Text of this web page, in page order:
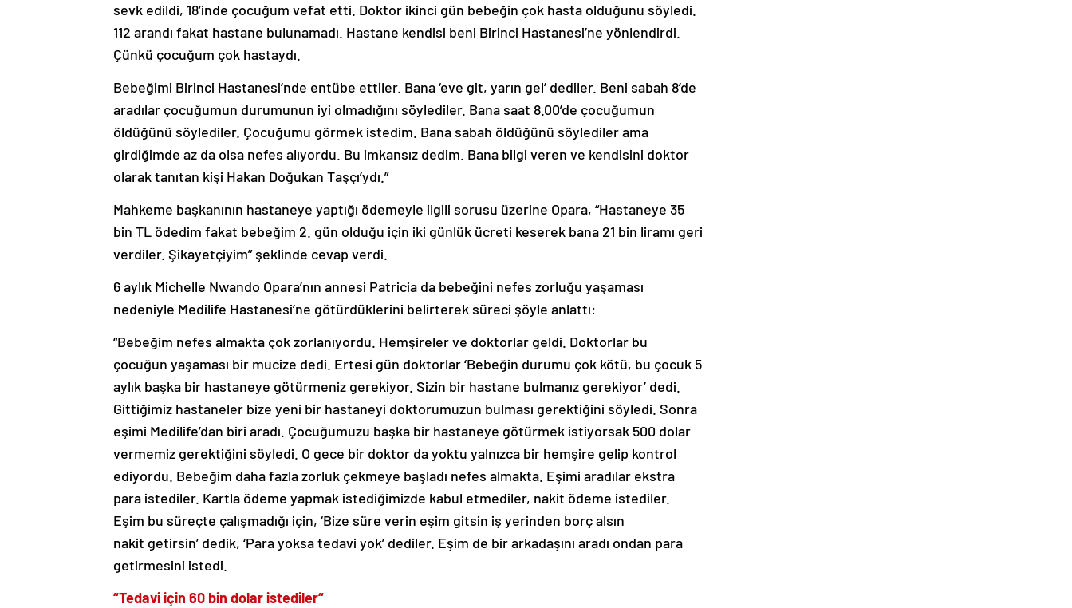
sevk edildi, 18’inde çocuğum vefat etti. Doktor ikinci gün bebeğin çok hasta olduğunu söyledi.
112 arandı fakat hastane bulunamadı. Hastane kendisi beni Birinci Hastanesi’ne yönlendirdi.
Çünkü çocuğum çok hastaydı.
Bebeğimi Birinci Hastanesi’nde entübe ettiler. Bana ‘eve git, yarın gel’ dediler. Beni sabah 8’de
aradılar çocuğumun durumunun iyi olmadığını söylediler. Bana saat 8.00’de çocuğumun
öldüğünü söylediler. Çocuğumu görmek istedim. Bana sabah öldüğünü söylediler ama
girdiğimde az da olsa nefes alıyordu. Bu imkansız dedim. Bana bilgi veren ve kendisini doktor
olarak tanıtan kişi Hakan Doğukan Taşçı’ydı.”
Mahkeme başkanının hastaneye yaptığı ödemeyle ilgili sorusu üzerine Opara, “Hastaneye 35
bin TL ödedim fakat bebeğim 2. gün olduğu için iki günlük ücreti keserek bana 21 bin liramı geri
verdiler. Şikayetçiyim” şeklinde cevap verdi.
6 aylık Michelle Nwando Opara’nın annesi Patricia da bebeğini nefes zorluğu yaşaması
nedeniyle Medilife Hastanesi’ne götürdüklerini belirterek süreci şöyle anlattı:
“Bebeğim nefes almakta çok zorlanıyordu. Hemşireler ve doktorlar geldi. Doktorlar bu
çocuğun yaşaması bir mucize dedi. Ertesi gün doktorlar ‘Bebeğin durumu çok kötü, bu çocuk 5
aylık başka bir hastaneye götürmeniz gerekiyor. Sizin bir hastane bulmanız gerekiyor’ dedi.
Gittiğimiz hastaneler bize yeni bir hastaneyi doktorumuzun bulması gerektiğini söyledi. Sonra
eşimi Medilife’dan biri aradı. Çocuğumuzu başka bir hastaneye götürmek istiyorsak 500 dolar
vermemiz gerektiğini söyledi. O gece bir doktor da yoktu yalnızca bir hemşire gelip kontrol
ediyordu. Bebeğim daha fazla zorluk çekmeye başladı nefes almakta. Eşimi aradılar ekstra
para istediler. Kartla ödeme yapmak istediğimizde kabul etmediler, nakit ödeme istediler.
Eşim bu süreçte çalışmadığı için, ‘Bize süre verin eşim gitsin iş yerinden borç alsın
nakit getirsin’ dedik, ‘Para yoksa tedavi yok’ dediler. Eşim de bir arkadaşını aradı ondan para
getirmesini istedi.
“Tedavi için 60 bin dolar istediler“